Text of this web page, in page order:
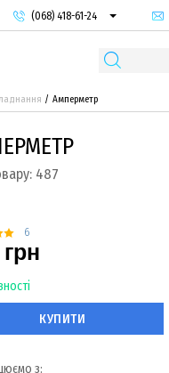
(068) 418-61-24
Амперметр
487
6
КУПИТИ
з: